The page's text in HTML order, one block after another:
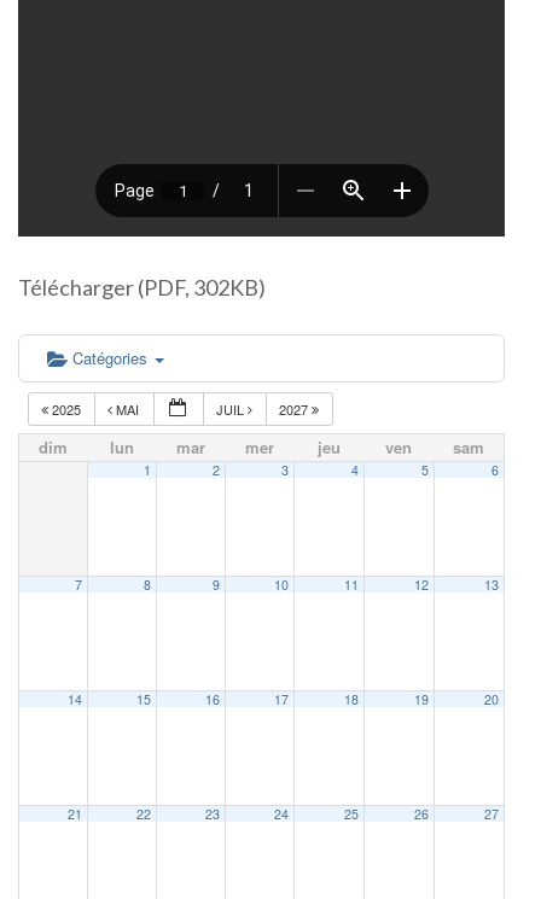
Télécharger (PDF, 302KB)
Catégories
2025 MAI JUIL 2027
dim lun mar mer jeu ven sam
1 2 3 4 5 6
7 8 9 10 11 12 13
14 15 16 17 18 19 20
21 22 23 24 25 26 27